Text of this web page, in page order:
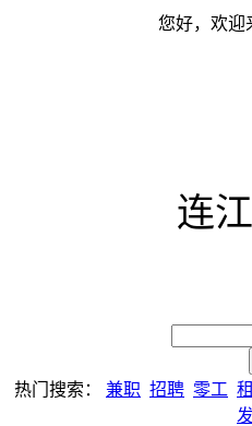
您好，欢迎
连
热门搜索： 兼职 招聘 零工